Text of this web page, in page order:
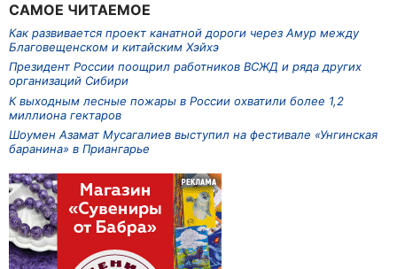
САМОЕ ЧИТАЕМОЕ
Как развивается проект канатной дороги через Амур между
Благовещенском и китайским Хэйхэ
Президент России поощрил работников ВСЖД и ряда других
организаций Сибири
К выходным лесные пожары в России охватили более 1,2
миллиона гектаров
Шоумен Азамат Мусагалиев выступил на фестивале «Унгинская
баранина» в Приангарье